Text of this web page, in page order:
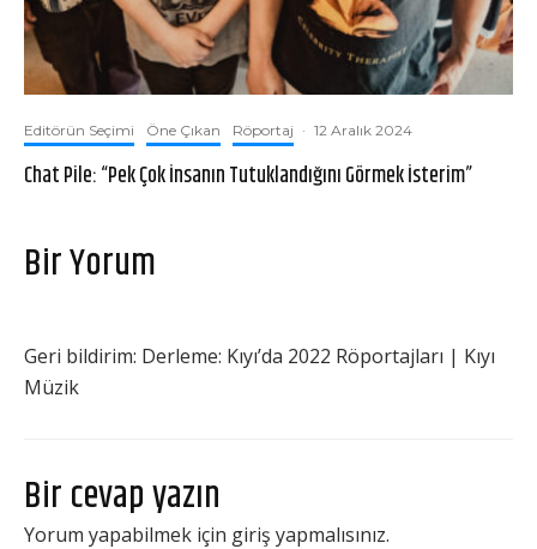
Editörün Seçimi Öne Çıkan Röportaj · 12 Aralık 2024
Chat Pile: “Pek Çok İnsanın Tutuklandığını Görmek İsterim”
Bir Yorum
Geri bildirim: Derleme: Kıyı’da 2022 Röportajları | Kıyı
Müzik
Bir cevap yazın
Yorum yapabilmek için giriş yapmalısınız.